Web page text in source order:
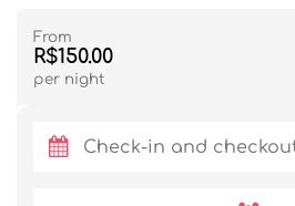
From
R$150.00
per night